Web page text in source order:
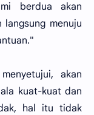
berdua akan
menuju
akan
kuat-kuat dan
hal itu tidak